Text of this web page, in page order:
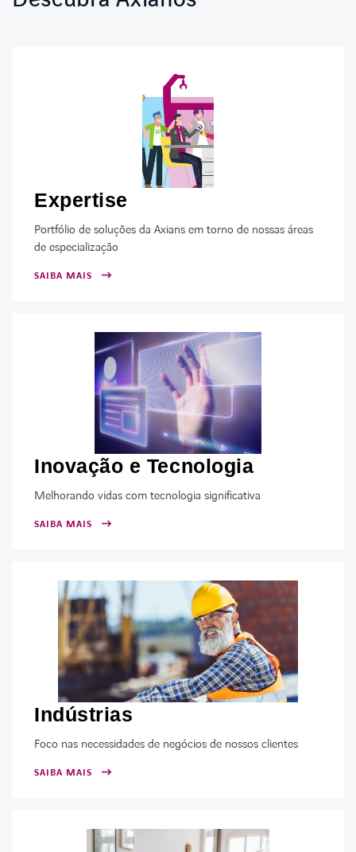
Expertise
Portfólio de soluções da Axians em torno de nossas áreas
de especialização
SAIBA MAIS
Inovação e Tecnologia
Melhorando vidas com tecnologia significativa
SAIBA MAIS
Indústrias
Foco nas necessidades de negócios de nossos clientes
SAIBA MAIS